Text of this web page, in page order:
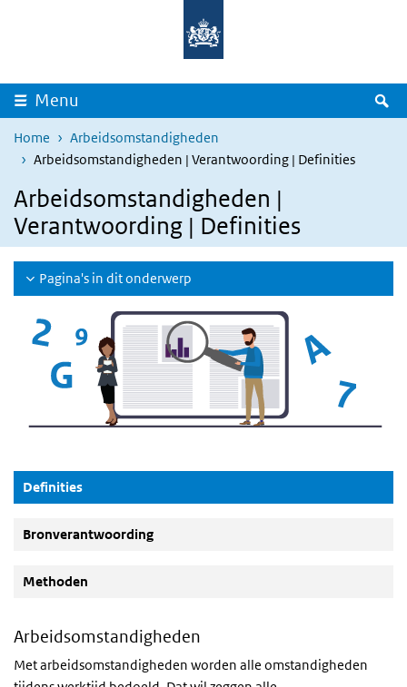
Overslaan en naar de inhoud gaan
Menu
Home
Arbeidsomstandigheden
Arbeidsomstandigheden | Verantwoording | Definities
Arbeidsomstandigheden |
Verantwoording | Definities
Pagina's in dit onderwerp
Definities(Actieve knop)
Bronverantwoording
Methoden
Arbeidsomstandigheden
Met arbeidsomstandigheden worden alle omstandigheden